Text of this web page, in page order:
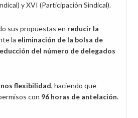
y XVI (Participación Sindical).
sus propuestas en reducir la
la eliminación de la bolsa de
del número de delegados
flexibilidad, haciendo que
con 96 horas de antelación.